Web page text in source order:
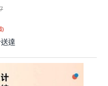
)
達